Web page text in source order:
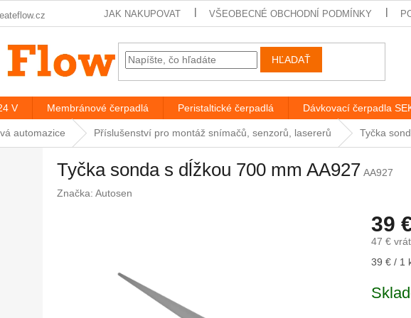
JAK NAKUPOVAT VŠEOBECNÉ OBCHODNÍ PODMÍNKY
HĽADAŤ
V Membránové čerpadlá Peristaltické čerpadlá Dávkovací čerpadla
automazice Příslušenství pro montáž snímačů, senzorů, lasererů Tyčka
Tyčka sonda s dĺžkou 700 mm AA927 AA927
Značka: Autosen
39
47 €
39 € / 1